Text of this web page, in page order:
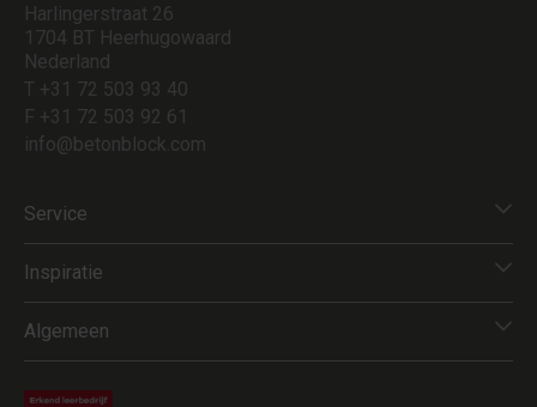
Harlingerstraat 26
1704 BT Heerhugowaard
Nederland
T +31 72 503 93 40
F +31 72 503 92 61
info@betonblock.com
Service
Inspiratie
Algemeen